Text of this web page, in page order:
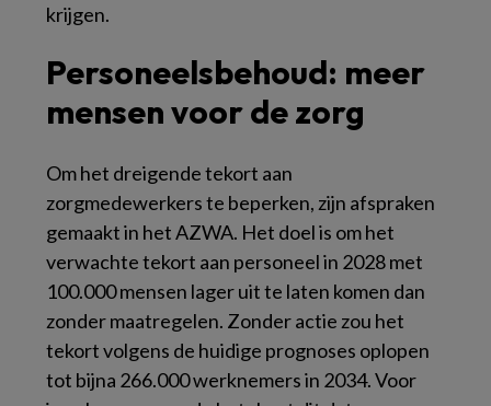
krijgen.
Personeelsbehoud: meer
mensen voor de zorg
Om het dreigende tekort aan
zorgmedewerkers te beperken, zijn afspraken
gemaakt in het AZWA. Het doel is om het
verwachte tekort aan personeel in 2028 met
100.000 mensen lager uit te laten komen dan
zonder maatregelen. Zonder actie zou het
tekort volgens de huidige prognoses oplopen
tot bijna 266.000 werknemers in 2034. Voor